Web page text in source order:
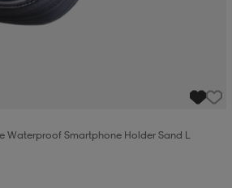
Waterproof Smartphone Holder Sand L